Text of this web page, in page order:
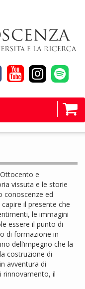
e
vissuta e le storie
conoscenze ed
il presente che
le immagini
essere il punto di
di formazione in
dell’impegno che la
costruzione di
avventura di
rinnovamento, il